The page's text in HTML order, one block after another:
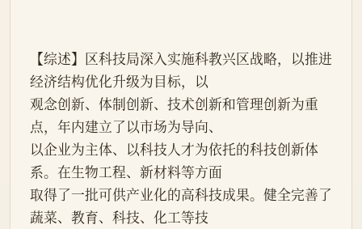
【综述】区科技局深入实施科教兴区战略，以推进
经济结构优化升级为目标，以
观念创新、体制创新、技术创新和管理创新为重
点，年内建立了以市场为导向、
以企业为主体、以科技人才为依托的科技创新体
系。在生物工程、新材料等方面
取得了一批可供产业化的高科技成果。健全完善了
蔬菜、教育、科技、化工等技